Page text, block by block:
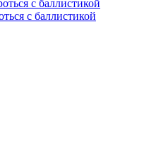
с баллистикой